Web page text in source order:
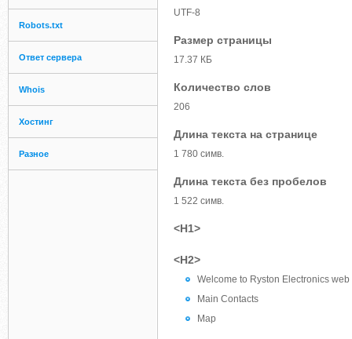
Robots.txt
Ответ сервера
Whois
Хостинг
Разное
UTF-8
Размер страницы
17.37 КБ
Количество слов
206
Длина текста на странице
1 780 симв.
Длина текста без пробелов
1 522 симв.
<H1>
<H2>
Welcome to Ryston Electronics web
Main Contacts
Map